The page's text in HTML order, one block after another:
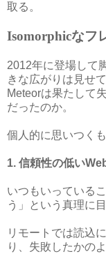
取る。
Isomorphicなフ
2012年に登場して
きな広がりは見せて
Meteorは果たして
だったのか。
個人的に思いつく
1. 信頼性の低い
いつもいっている
う」という真理に
リモートでは読込
り、失敗したかの